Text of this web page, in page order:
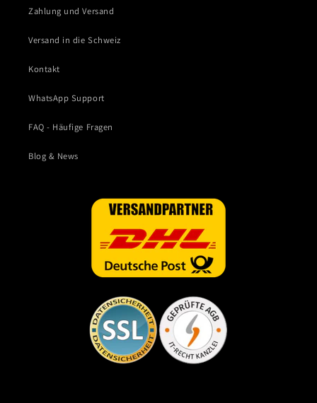
Zahlung und Versand
Versand in die Schweiz
Kontakt
WhatsApp Support
FAQ - Häufige Fragen
Blog & News